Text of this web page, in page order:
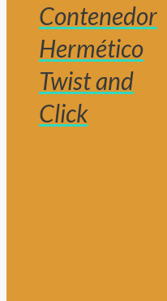
Contenedor
Hermético
Twist and
Click